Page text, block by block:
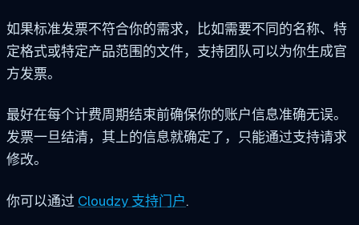
如果标准发票不符合你的需求，比如需要不同的名称、特
定格式或特定产品范围的文件，支持团队可以为你生成官
方发票。
最好在每个计费周期结束前确保你的账户信息准确无误。
发票一旦结清，其上的信息就确定了，只能通过支持请求
修改。
你可以通过 Cloudzy 支持门户.